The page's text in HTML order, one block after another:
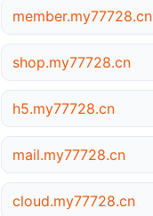
member.my77728.cn
shop.my77728.cn
h5.my77728.cn
mail.my77728.cn
cloud.my77728.cn